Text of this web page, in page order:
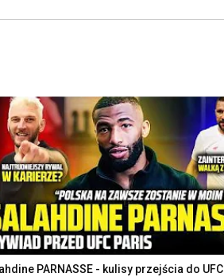
UFC
PARNASSE - kulisy przejścia do UFC |